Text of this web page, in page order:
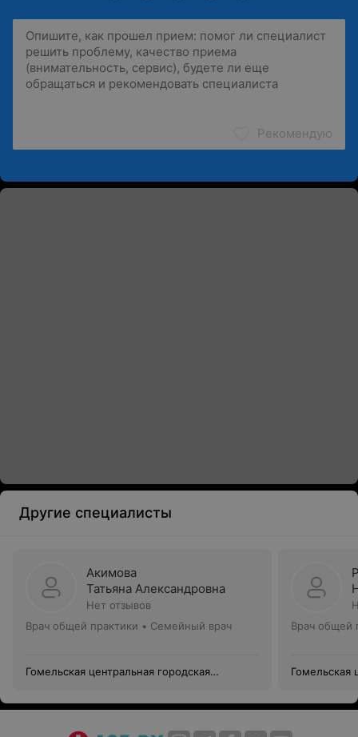
Рекомендую
Другие специалисты
Акимова
Татьяна Александровна
Нет отзывов
Врач общей практики • Семейный врач
Гомельская центральная городская
Врач общей
Гомельская